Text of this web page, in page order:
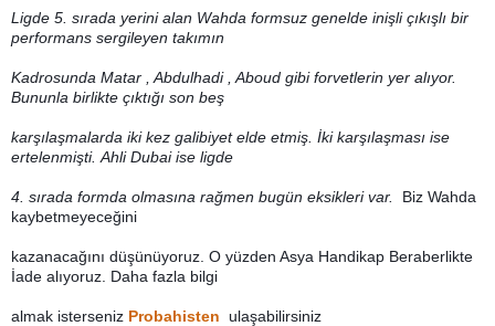
Ligde 5. sırada yerini alan Wahda formsuz genelde inişli çıkışlı bir
performans sergileyen takımın
Kadrosunda Matar , Abdulhadi , Aboud gibi forvetlerin yer alıyor.
Bununla birlikte çıktığı son beş
karşılaşmalarda iki kez galibiyet elde etmiş. İki karşılaşması ise
ertelenmişti. Ahli Dubai ise ligde
4. sırada formda olmasına rağmen bugün eksikleri var.
Biz Wahda
kaybetmeyeceğini
kazanacağını düşünüyoruz. O yüzden Asya Handikap Beraberlikte
İade alıyoruz. Daha fazla bilgi
almak isterseniz Probahisten ulaşabilirsiniz